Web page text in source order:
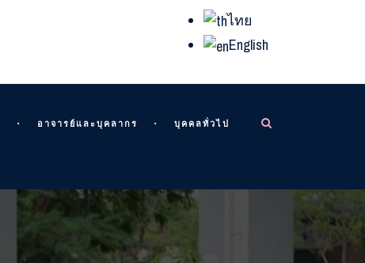
ไทย
English
อาจารย์และบุคลากร บุคคลทั่วไป